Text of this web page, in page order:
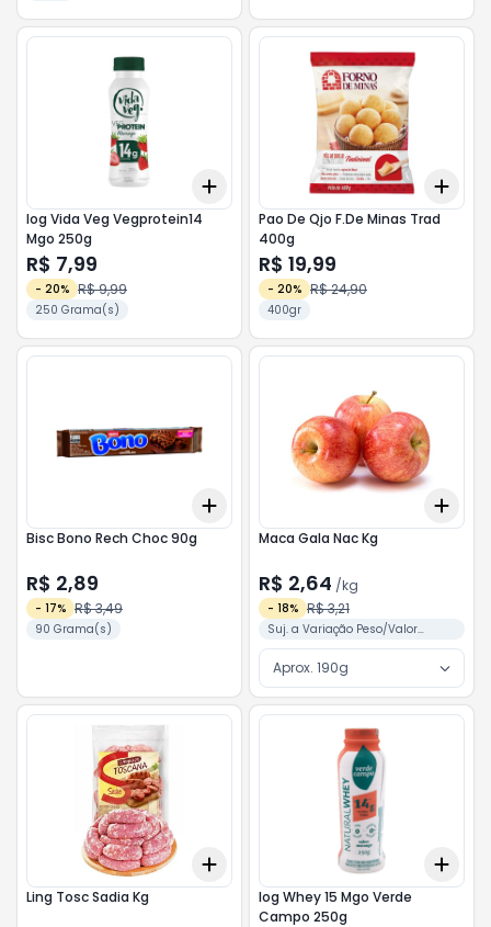
10
Add
Iog Vida Veg Vegprotein14
Mgo 250g
R$ 7,99
- 20% R$ 9,99
250 Grama(s)
Add
Pao De Qjo F.De Minas Trad
400g
R$ 19,99
- 20% R$ 24,90
400gr
Add
Bisc Bono Rech Choc 90g
R$ 2,89
- 17% R$ 3,49
90 Grama(s)
Add
Maca Gala Nac Kg
R$ 2,64 /kg
- 18% R$ 3,21
Suj. a Variação Peso/Valor
Conforme Separação
Aprox. 190g
Add
Ling Tosc Sadia Kg
Add
Iog Whey 15 Mgo Verde
Campo 250g